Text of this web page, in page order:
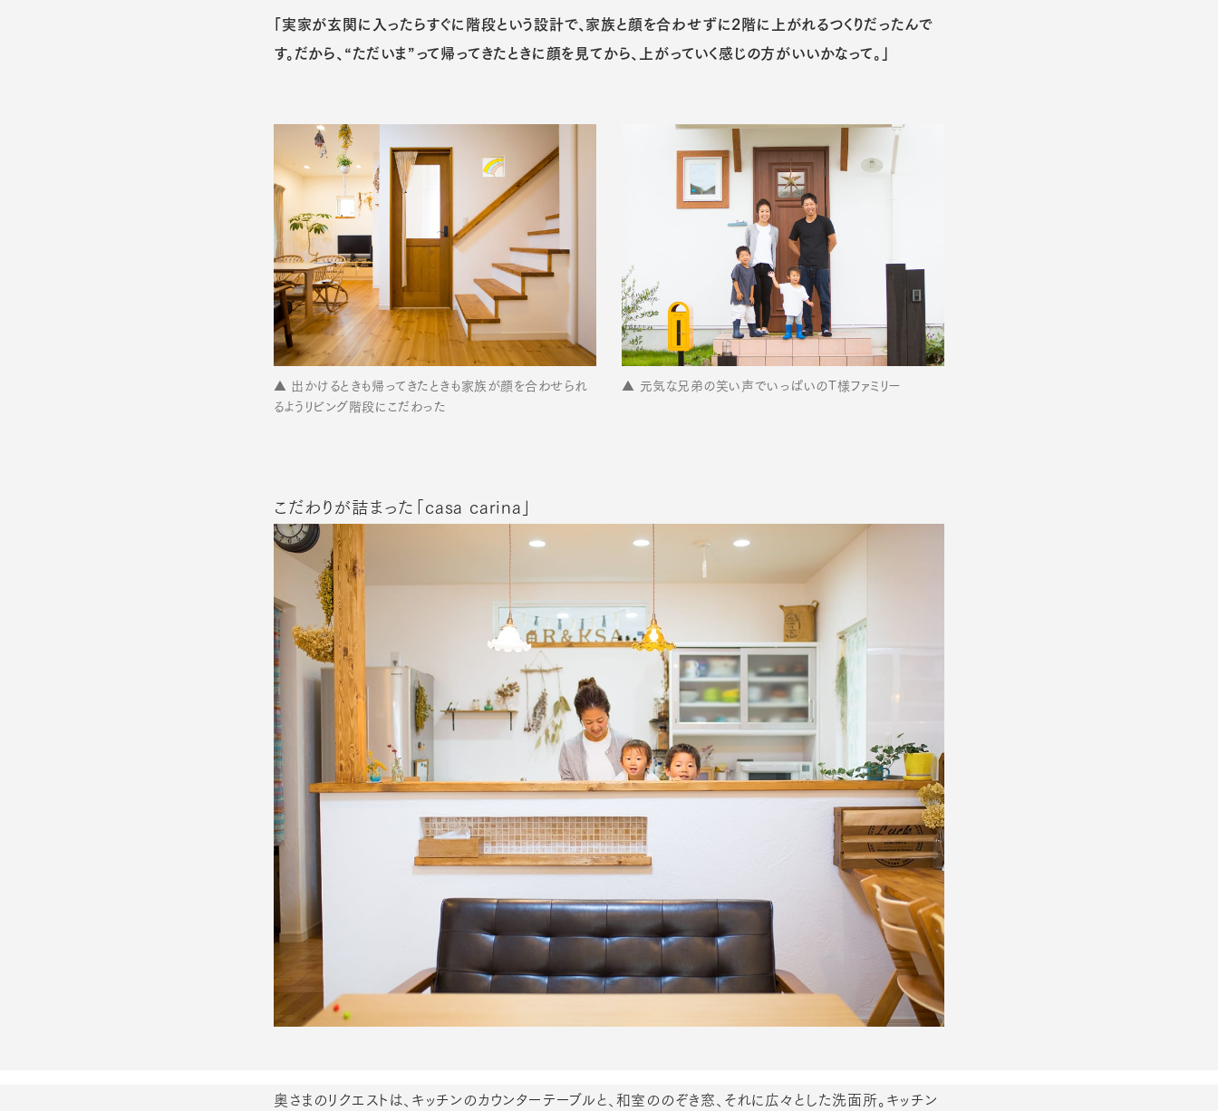
「実家が玄関に入ったらすぐに階段という設計で、家族と顔を合わせずに2階に上がれるつくりだったんで
す。だから、“ただいま”って帰ってきたときに顔を見てから、上がっていく感じの方がいいかなって。」
▲ 出かけるときも帰ってきたときも家族が顔を合わせられ
るようリビング階段にこだわった
▲ 元気な兄弟の笑い声でいっぱいのT様ファミリー
こだわりが詰まった「casa carina」
奥さまのリクエストは、キッチンのカウンターテーブルと、和室ののぞき窓、それに広々とした洗面所。キッチン